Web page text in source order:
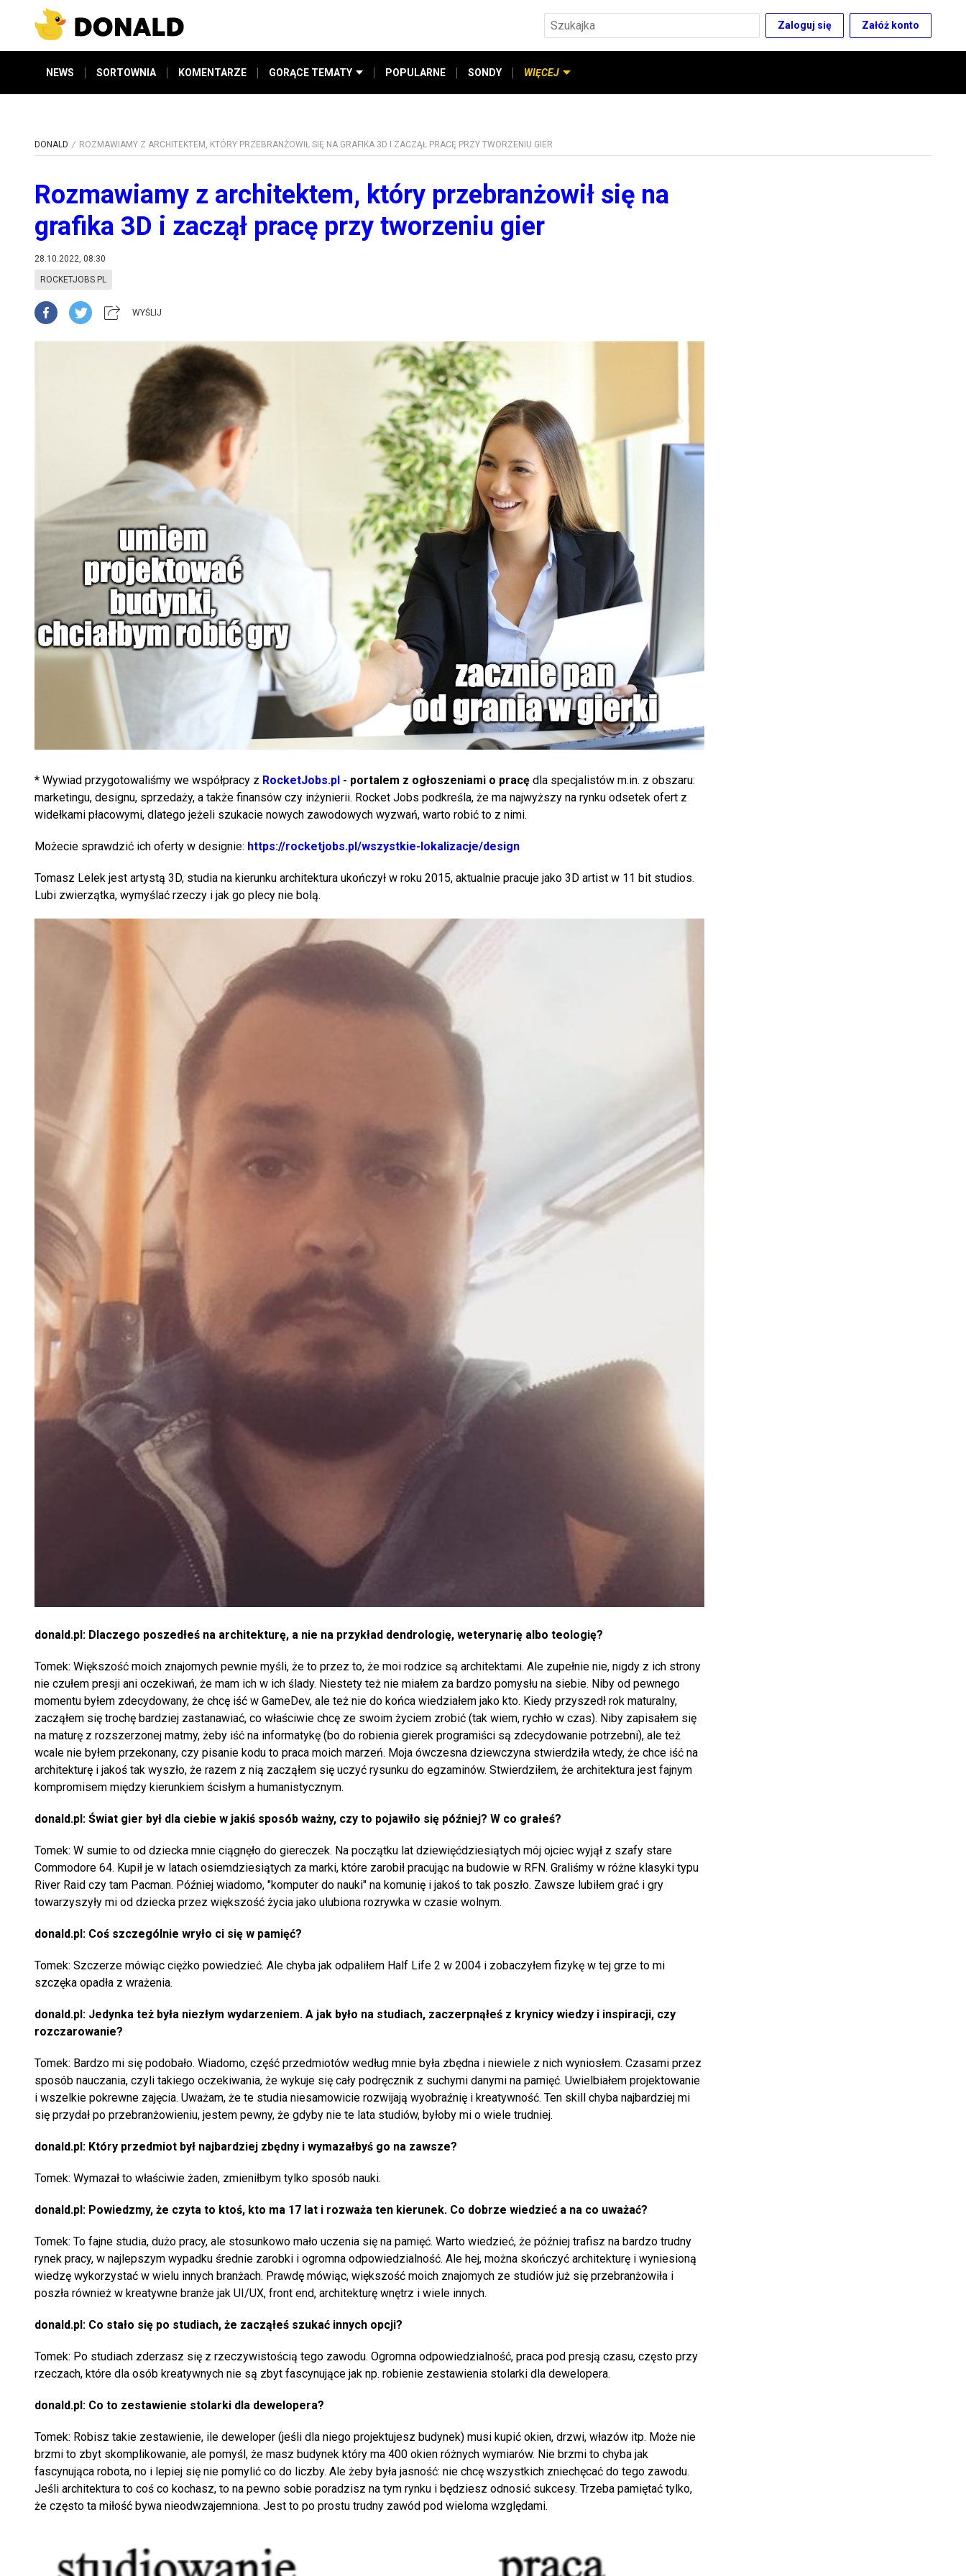
Zaloguj się Załóż konto
NEWS SORTOWNIA KOMENTARZE GORĄCE TEMATY POPULARNE SONDY WIĘCEJ
DONALD ROZMAWIAMY Z ARCHITEKTEM, KTÓRY PRZEBRANŻOWIŁ SIĘ NA GRAFIKA 3D I ZACZĄŁ PRACĘ PRZY TWORZENIU GIER
Rozmawiamy z architektem, który przebranżowił się na
grafika 3D i zaczął pracę przy tworzeniu gier
28.10.2022, 08:30
ROCKETJOBS.PL
WYŚLIJ
* Wywiad przygotowaliśmy we współpracy z RocketJobs.pl - portalem z ogłoszeniami o pracę dla specjalistów m.in. z obszaru:
marketingu, designu, sprzedaży, a także finansów czy inżynierii. Rocket Jobs podkreśla, że ma najwyższy na rynku odsetek ofert z
widełkami płacowymi, dlatego jeżeli szukacie nowych zawodowych wyzwań, warto robić to z nimi.
Możecie sprawdzić ich oferty w designie: https://rocketjobs.pl/wszystkie-lokalizacje/design
Tomasz Lelek jest artystą 3D, studia na kierunku architektura ukończył w roku 2015, aktualnie pracuje jako 3D artist w 11 bit studios.
Lubi zwierzątka, wymyślać rzeczy i jak go plecy nie bolą.
donald.pl: Dlaczego poszedłeś na architekturę, a nie na przykład dendrologię, weterynarię albo teologię?
Tomek: Większość moich znajomych pewnie myśli, że to przez to, że moi rodzice są architektami. Ale zupełnie nie, nigdy z ich strony
nie czułem presji ani oczekiwań, że mam ich w ich ślady. Niestety też nie miałem za bardzo pomysłu na siebie. Niby od pewnego
momentu byłem zdecydowany, że chcę iść w GameDev, ale też nie do końca wiedziałem jako kto. Kiedy przyszedł rok maturalny,
zacząłem się trochę bardziej zastanawiać, co właściwie chcę ze swoim życiem zrobić (tak wiem, rychło w czas). Niby zapisałem się
na maturę z rozszerzonej matmy, żeby iść na informatykę (bo do robienia gierek programiści są zdecydowanie potrzebni), ale też
wcale nie byłem przekonany, czy pisanie kodu to praca moich marzeń. Moja ówczesna dziewczyna stwierdziła wtedy, że chce iść na
architekturę i jakoś tak wyszło, że razem z nią zacząłem się uczyć rysunku do egzaminów. Stwierdziłem, że architektura jest fajnym
kompromisem między kierunkiem ścisłym a humanistycznym.
donald.pl: Świat gier był dla ciebie w jakiś sposób ważny, czy to pojawiło się później? W co grałeś?
Tomek: W sumie to od dziecka mnie ciągnęło do giereczek. Na początku lat dziewięćdziesiątych mój ojciec wyjął z szafy stare
Commodore 64. Kupił je w latach osiemdziesiątych za marki, które zarobił pracując na budowie w RFN. Graliśmy w różne klasyki typu
River Raid czy tam Pacman. Później wiadomo, "komputer do nauki" na komunię i jakoś to tak poszło. Zawsze lubiłem grać i gry
towarzyszyły mi od dziecka przez większość życia jako ulubiona rozrywka w czasie wolnym.
donald.pl: Coś szczególnie wryło ci się w pamięć?
Tomek: Szczerze mówiąc ciężko powiedzieć. Ale chyba jak odpaliłem Half Life 2 w 2004 i zobaczyłem fizykę w tej grze to mi
szczęka opadła z wrażenia.
donald.pl: Jedynka też była niezłym wydarzeniem. A jak było na studiach, zaczerpnąłeś z krynicy wiedzy i inspiracji, czy
rozczarowanie?
Tomek: Bardzo mi się podobało. Wiadomo, część przedmiotów według mnie była zbędna i niewiele z nich wyniosłem. Czasami przez
sposób nauczania, czyli takiego oczekiwania, że wykuje się cały podręcznik z suchymi danymi na pamięć. Uwielbiałem projektowanie
i wszelkie pokrewne zajęcia. Uważam, że te studia niesamowicie rozwijają wyobraźnię i kreatywność. Ten skill chyba najbardziej mi
się przydał po przebranżowieniu, jestem pewny, że gdyby nie te lata studiów, byłoby mi o wiele trudniej.
donald.pl: Który przedmiot był najbardziej zbędny i wymazałbyś go na zawsze?
Tomek: Wymazał to właściwie żaden, zmieniłbym tylko sposób nauki.
donald.pl: Powiedzmy, że czyta to ktoś, kto ma 17 lat i rozważa ten kierunek. Co dobrze wiedzieć a na co uważać?
Tomek: To fajne studia, dużo pracy, ale stosunkowo mało uczenia się na pamięć. Warto wiedzieć, że później trafisz na bardzo trudny
rynek pracy, w najlepszym wypadku średnie zarobki i ogromna odpowiedzialność. Ale hej, można skończyć architekturę i wyniesioną
wiedzę wykorzystać w wielu innych branżach. Prawdę mówiąc, większość moich znajomych ze studiów już się przebranżowiła i
poszła również w kreatywne branże jak UI/UX, front end, architekturę wnętrz i wiele innych.
donald.pl: Co stało się po studiach, że zacząłeś szukać innych opcji?
Tomek: Po studiach zderzasz się z rzeczywistością tego zawodu. Ogromna odpowiedzialność, praca pod presją czasu, często przy
rzeczach, które dla osób kreatywnych nie są zbyt fascynujące jak np. robienie zestawienia stolarki dla dewelopera.
donald.pl: Co to zestawienie stolarki dla dewelopera?
Tomek: Robisz takie zestawienie, ile deweloper (jeśli dla niego projektujesz budynek) musi kupić okien, drzwi, włazów itp. Może nie
brzmi to zbyt skomplikowanie, ale pomyśl, że masz budynek który ma 400 okien różnych wymiarów. Nie brzmi to chyba jak
fascynująca robota, no i lepiej się nie pomylić co do liczby. Ale żeby była jasność: nie chcę wszystkich zniechęcać do tego zawodu.
Jeśli architektura to coś co kochasz, to na pewno sobie poradzisz na tym rynku i będziesz odnosić sukcesy. Trzeba pamiętać tylko,
że często ta miłość bywa nieodwzajemniona. Jest to po prostu trudny zawód pod wieloma względami.